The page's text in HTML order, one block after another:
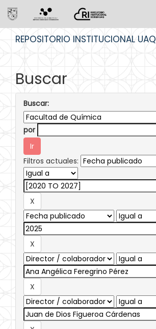
REPOSITORIO INSTITUCIONAL UAQ
Buscar
Buscar:
por
Filtros actuales: